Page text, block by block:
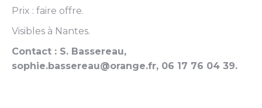
Prix : faire offre.
Visibles à Nantes.
Contact : S. Bassereau,
sophie.bassereau@orange.fr, 06 17 76 04 39.